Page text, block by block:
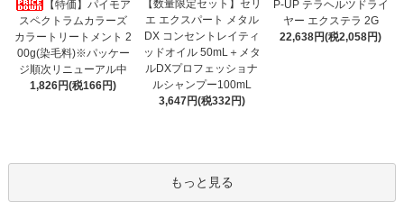
【特価】パイモア
スペクトラムカラーズ
カラートリートメント 2
00g(染毛料)※パッケー
ジ順次リニューアル中
1,826円(税166円)
【数量限定セット】セリ
エ エクスパート メタル
DX コンセントレイティ
ッドオイル 50mL＋メタ
ルDXプロフェッショナ
ルシャンプー100mL
3,647円(税332円)
P-UP テラヘルツドライ
ヤー エクステラ 2G
22,638円(税2,058円)
もっと見る